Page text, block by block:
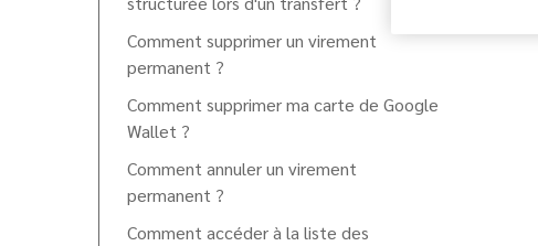
Comment supprimer un virement
permanent ?
Comment supprimer ma carte de Google
Wallet ?
Comment annuler un virement
permanent ?
Comment accéder à la liste des